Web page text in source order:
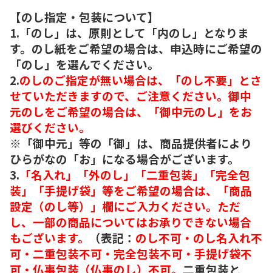
【のし指定・包装について】
1.「のし」は、原則として「内のし」となりま
す。のし紙をご希望の場合は、申込時にご希望の
「のし」を選んでください。
2.のしのご指定が無い場合は、「のし不要」とさ
せていただきますので、ご注意ください。御中
元のしをご希望の場合は、「御中元のし」をお
選びください。
※「御中元」等の「御」は、商品提供者により
ひらがなの「お」になる場合がございます。
3. 「名入れ」「外のし」「二重包装」「完全包
装」「手提げ袋」等をご希望の場合は、「商品
設定（のし等）」欄にご入力ください。ただ
し、一部の商品についてはお承りできない場合
もございます。
（表記： のし不可・のし名入れ不
可・二重包装不可・完全包装不可・手提げ袋不
可・仏事包装（仏事のし）不可。 二重包装と